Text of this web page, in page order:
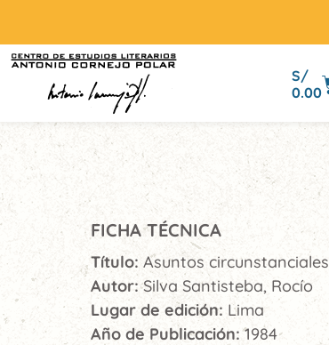
S/
0.00
FICHA TÉCNICA
Título: Asuntos circunstanciales
Autor:Silva Santisteba, Rocío
Lugar de edición: Lima
Año de Publicación:1984